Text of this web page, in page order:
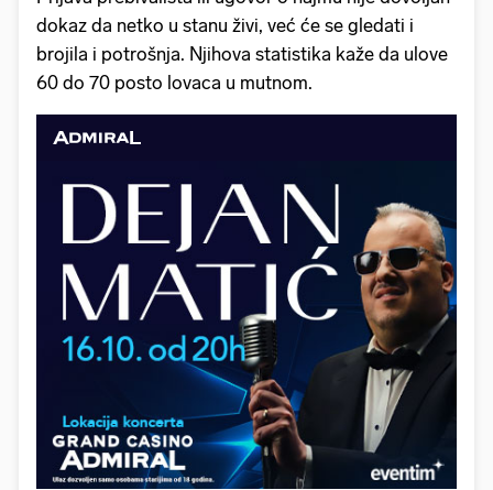
dokaz da netko u stanu živi, već će se gledati i
brojila i potrošnja. Njihova statistika kaže da ulove
60 do 70 posto lovaca u mutnom.